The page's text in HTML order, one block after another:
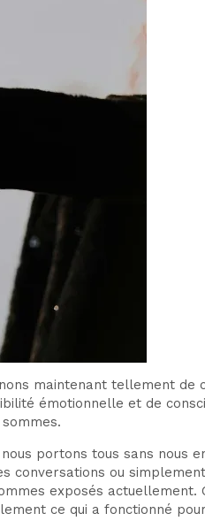
maintenant tellement
émotionnelle et de
portons tous sans nous
conversations ou
exposés actuellement.
ce qui a fonctionné